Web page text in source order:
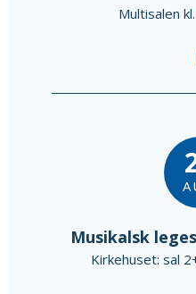
Multisalen
Musikalsk
Kirkehuset: sal